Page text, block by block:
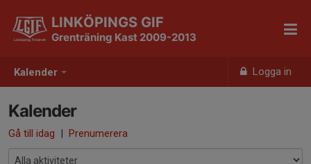
Kalender Logga in
LINKÖPINGS GIF
Grenträning Kast 2009-2013
Kalender
Gå till idag | Prenumerera